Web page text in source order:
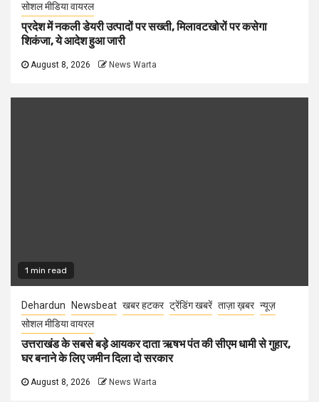
सोशल मीडिया वायरल
प्रदेश में नकली डेयरी उत्पादों पर सख्ती, मिलावटखोरों पर कसेगा
शिकंजा, ये आदेश हुआ जारी
August 8, 2026 News Warta
1 min read
Dehardun Newsbeat खबर हटकर ट्रेंडिंग खबरें ताज़ा ख़बर न्यूज़
सोशल मीडिया वायरल
उत्तराखंड के सबसे बड़े आयकर दाता ऋषभ पंत की सीएम धामी से गुहार,
घर बनाने के लिए जमीन दिला दो सरकार
August 8, 2026 News Warta